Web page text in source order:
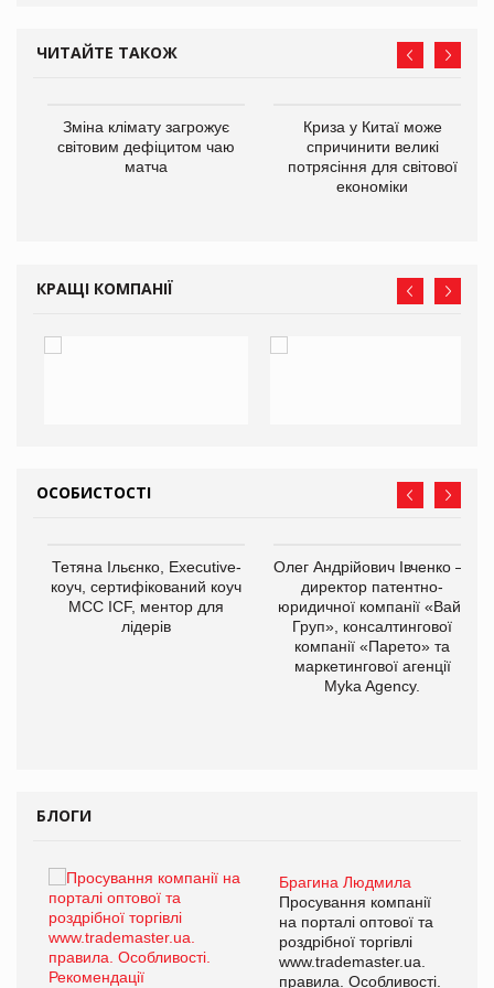
ЧИТАЙТЕ ТАКОЖ
Зміна клімату загрожує
світовим дефіцитом чаю
матча
Криза у Китаї може
спричинити великі
потрясіння для світової
економіки
КРАЩІ КОМПАНІЇ
ОСОБИСТОСТІ
Тетяна Ільєнко, Executive-
коуч, сертифікований коуч
МСС ICF, ментор для
лідерів
Олег Андрійович Івченко —
директор патентно-
юридичної компанії «Вайз
Груп», консалтингової
компанії «Парето» та
маркетингової агенції
Myka Agency.
БЛОГИ
Брагина Людмила
Просування компанії
на порталі оптової та
роздрібної торгівлі
www.trademaster.ua.
правила. Особливості.